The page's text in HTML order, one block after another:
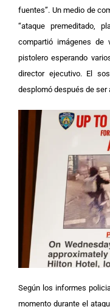
fuentes”. Un medio de
“ataque premeditado,
compartió imágenes de
pistolero esperando
director ejecutivo. El
desplomó después de ser
Según los informes
momento durante el